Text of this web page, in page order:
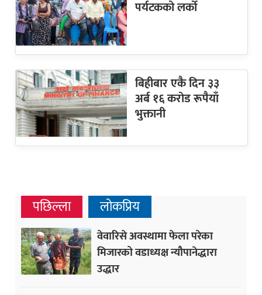
पर्यटकको लर्को
बिहीबार एकै दिन ३३
अर्ब १६ करोड रूपैयाँ
भुक्तानी
पछिल्ला लोकप्रिय
वेवारिसे अवस्थामा फेला परेका
मिजारको वडाध्यक्ष न्यौपानेद्धारा
उद्धार